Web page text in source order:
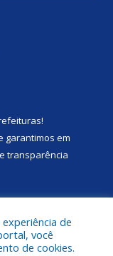
!
garantimos em
transparência
de
você
de cookies.